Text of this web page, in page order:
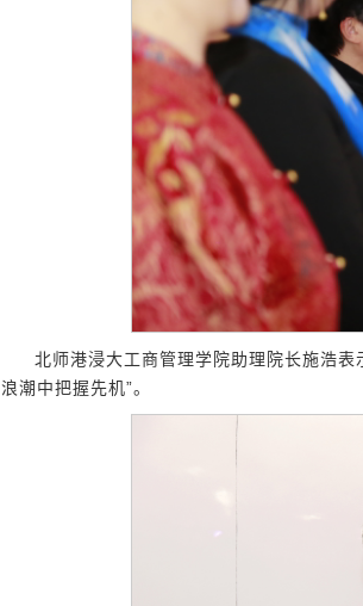
北师港浸大工商管理学院助理院长施浩
浪潮中把握先机”。